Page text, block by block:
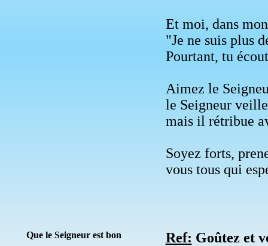
Et moi, dans
"Je ne suis plus
Pourtant, tu
Aimez le
le Seigneur
mais il rétribue
Soyez forts,
vous tous qui
Que le Seigneur est bon Ref: Goûtez et